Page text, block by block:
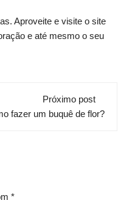
Aproveite e visite o site
e até mesmo o seu
Próximo post
fazer um buquê de flor?
*